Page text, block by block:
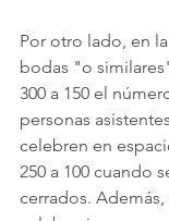
Por otro lado, en
bodas "o
300 a 150 el
personas
celebren en
250 a 100 cuando
cerrados. Además,